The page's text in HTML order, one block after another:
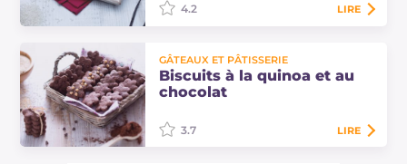
rouges sont un excellent dessert
sans gluten : des petites tartes de
pâte sablée garnies de crème
4.2 LIRE
GÂTEAUX ET PÂTISSERIE
Biscuits à la quinoa et au
chocolat
3.7 LIRE